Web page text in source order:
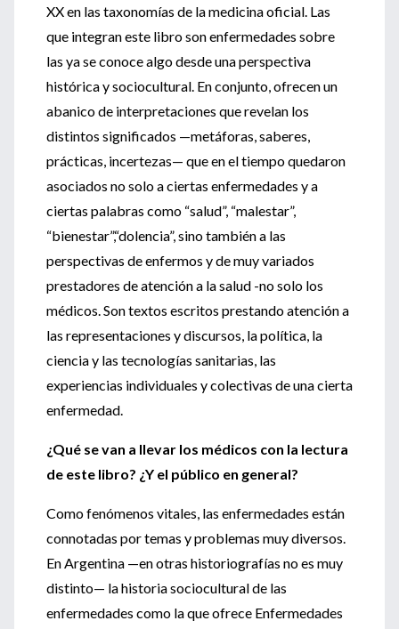
XX en las taxonomías de la medicina oficial. Las
que integran este libro son enfermedades sobre
las ya se conoce algo desde una perspectiva
histórica y sociocultural. En conjunto, ofrecen un
abanico de interpretaciones que revelan los
distintos significados —metáforas, saberes,
prácticas, incertezas— que en el tiempo quedaron
asociados no solo a ciertas enfermedades y a
ciertas palabras como “salud”, “malestar”,
“bienestar”,“dolencia”, sino también a las
perspectivas de enfermos y de muy variados
prestadores de atención a la salud -no solo los
médicos. Son textos escritos prestando atención a
las representaciones y discursos, la política, la
ciencia y las tecnologías sanitarias, las
experiencias individuales y colectivas de una cierta
enfermedad.
¿Qué se van a llevar los médicos con la lectura
de este libro? ¿Y el público en general?
Como fenómenos vitales, las enfermedades están
connotadas por temas y problemas muy diversos.
En Argentina —en otras historiografías no es muy
distinto— la historia sociocultural de las
enfermedades como la que ofrece Enfermedades